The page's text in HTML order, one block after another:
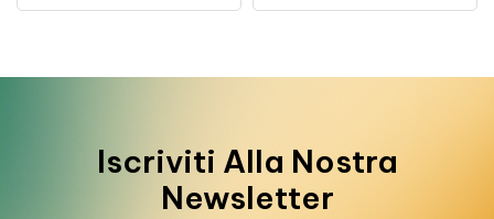
Iscriviti Alla Nostra
Newsletter